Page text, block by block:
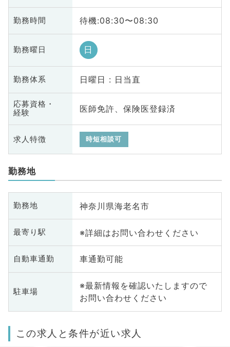
勤務時間 待機:08:30〜08:30
勤務曜日 日
勤務体系 日曜日 : 日当直
応募資格・
経験
医師免許、保険医登録済
求人特徴 時短相談可
勤務地
勤務地 神奈川県海老名市
最寄り駅 ※詳細はお問い合わせください
自動車通勤 車通勤可能
駐車場
※最新情報を確認いたしますので
お問い合わせください
この求人と条件が近い求人